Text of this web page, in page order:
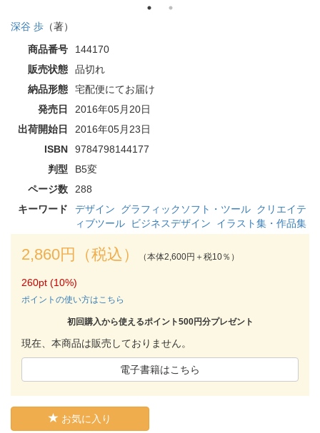
深谷 歩 （著）
商品番号
144170
販売状態
品切れ
納品形態
宅配便にてお届け
発売日
2016年05月20日
出荷開始日
2016年05月23日
ISBN
9784798144177
判型
B5変
ページ数
288
キーワード
デザイン グラフィックソフト・ツール クリエイテ
ィブツール
ビジネスデザイン イラスト集・作品集
2,860円（税込） （本体2,600円＋税10％）
260pt (10%)
ポイントの使い方はこちら
初回購入から使えるポイント500円分プレゼント
現在、本商品は販売しておりません。
電子書籍はこちら
お気に入り